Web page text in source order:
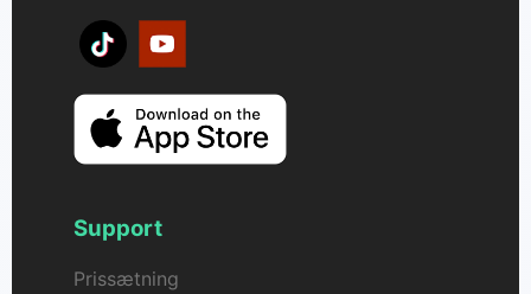
Support
Prissætning